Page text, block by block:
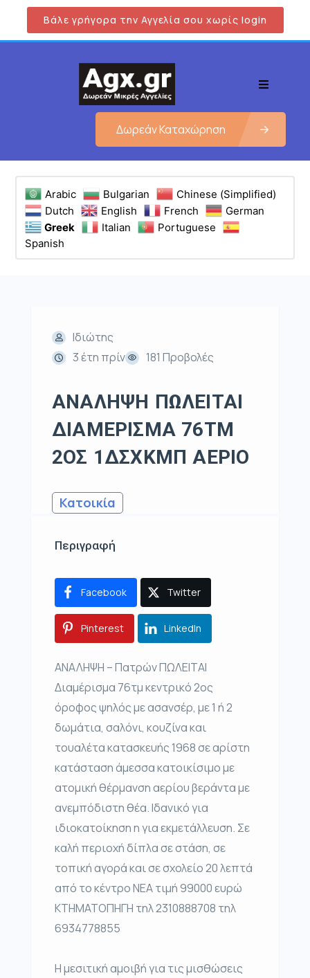
Βάλε γρήγορα την Αγγελία σου χωρίς login
Δωρεάν Καταχώρηση
Arabic Bulgarian
Chinese (Simplified)
Dutch
English French
German
Greek
Italian
Portuguese
Spanish
Ιδιώτης
3 έτη πρίν
181 Προβολές
ΑΝΑΛΗΨΗ ΠΩΛΕΙΤΑΙ
ΔΙΑΜΕΡΙΣΜΑ 76ΤΜ
2ΟΣ 1ΔΣΧΚΜΠ ΑΕΡΙΟ
Κατοικία
Περιγραφή
Facebook Twitter
Pinterest LinkedIn
ΑΝΑΛΗΨΗ – Πατρών ΠΩΛΕΙΤΑΙ
Διαμέρισμα 76τμ κεντρικό 2ος
όροφος ψηλός με ασανσέρ, με 1 ή 2
δωμάτια, σαλόνι, κουζίνα και
τουαλέτα κατασκευής 1968 σε αρίστη
κατάσταση άμεσσα κατοικίσιμο με
ατομική θέρμανση αερίου βεράντα με
ανεμπόδιστη θέα. Ιδανικό για
ιδιοκατοίκηση η για εκμετάλλευση. Σε
καλή περιοχή δίπλα σε στάση, σε
τοπική αγορά και σε σχολείο 20 λεπτά
από το κέντρο ΝΕΑ τιμή 99000 ευρώ
ΚΤΗΜΑΤΟΠΗΓΗ τηλ 2310888708 τηλ
6934778855
Η μεσιτική αμοιβή για τις μισθώσεις